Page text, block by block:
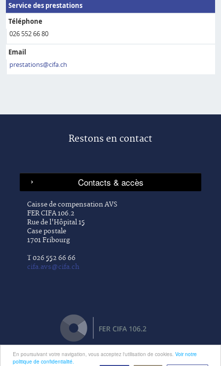
Service des prestations
Téléphone
026 552 66 80
Email
prestations@cifa.ch
Restons en contact
Caisse de compensation AVS
FER CIFA 106.2
Rue de l'Hôpital 15
Case postale
1701 Fribourg
T 026 552 66 66
cifa.avs@cifa.ch
En poursuivant votre navigation, vous acceptez l'utilisation de cookies. Voir notre
politique de confidentialité.